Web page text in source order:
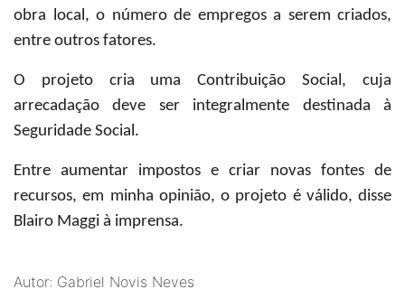
obra local, o número de empregos a serem criados,
entre outros fatores.
O projeto cria uma Contribuição Social, cuja
arrecadação deve ser integralmente destinada à
Seguridade Social.
Entre aumentar impostos e criar novas fontes de
recursos, em minha opinião, o projeto é válido, disse
Blairo Maggi à imprensa.
Autor: Gabriel Novis Neves